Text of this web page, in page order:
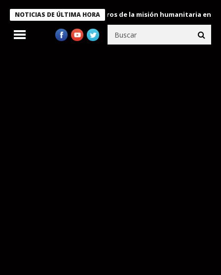
NOTICIAS DE ÚLTIMA HORA
Bukele condecora a miembros de la misión humanitaria enviada